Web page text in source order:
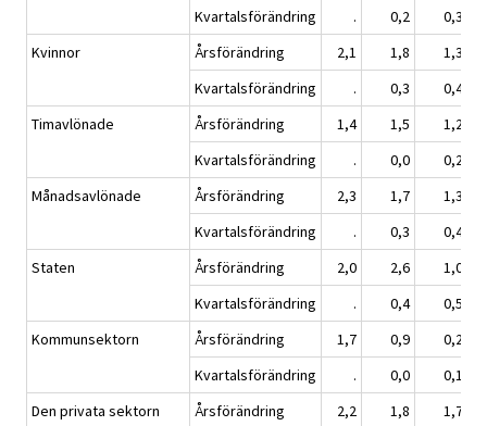
Kvartalsförändring
. 0,2
0,3
Kvinnor
Årsförändring 2,1 1,8
1,3
Kvartalsförändring
. 0,3
0,4
Timavlönade
Årsförändring 1,4 1,5
1,2
Kvartalsförändring
. 0,0
0,2
Månadsavlönade
Årsförändring 2,3 1,7
1,3
Kvartalsförändring
. 0,3
0,4
Staten
Årsförändring 2,0 2,6
1,0
Kvartalsförändring
. 0,4
0,5
Kommunsektorn
Årsförändring 1,7 0,9
0,2
Kvartalsförändring
. 0,0
0,1
Den privata sektorn
Årsförändring 2,2 1,8
1,7